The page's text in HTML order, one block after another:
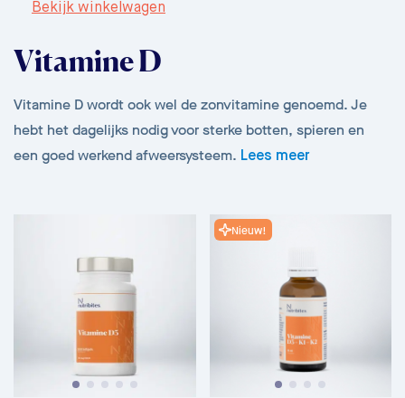
Bekijk winkelwagen
Vitamine D
Vitamine D wordt ook wel de zonvitamine genoemd. Je
hebt het dagelijks nodig voor sterke botten, spieren en
een goed werkend afweersysteem. Lees meer
Nieuw!